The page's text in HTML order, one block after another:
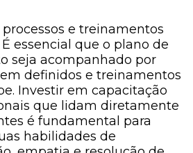
e treinamentos
essencial que o plano de
seja acompanhado por
definidos e treinamentos
Investir em capacitação
que lidam diretamente
é fundamental para
habilidades de